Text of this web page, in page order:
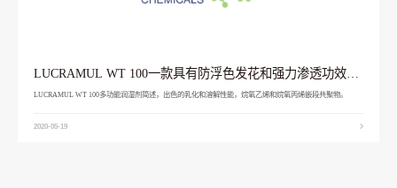
LUCRAMUL WT 100一款具有防浮色发花和强力渗透功效的
LUCRAMUL WT 100多功能润湿剂简述，出色的乳化和溶解性能，烷氧乙烯和烷氧丙烯嵌段共聚物。
2020-05-19